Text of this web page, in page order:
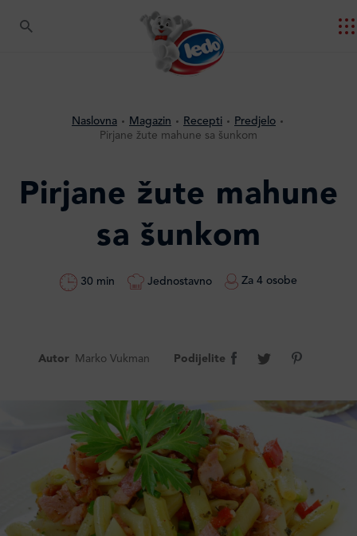
Naslovna Magazin Recepti
Predjelo
Pirjane žute mahune sa šunkom
Pirjane žute mahune
sa šunkom
30 min Jednostavno Za 4 osobe
Autor Marko Vukman Podijelite